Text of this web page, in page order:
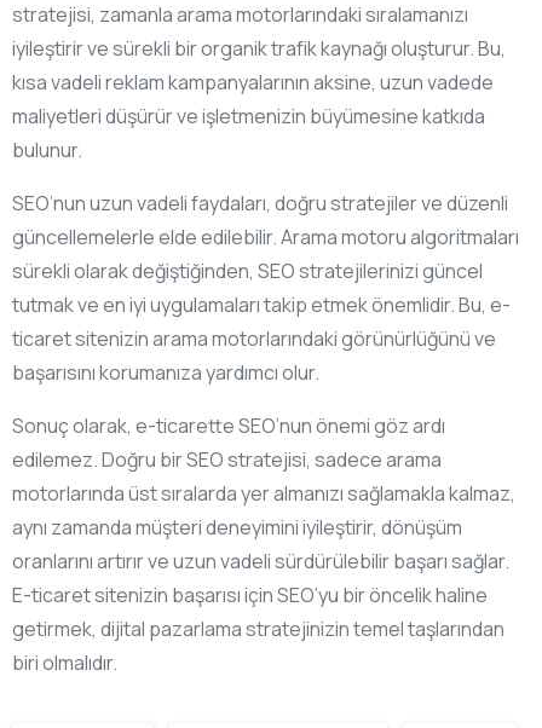
stratejisi, zamanla arama motorlarındaki sıralamanızı
iyileştirir ve sürekli bir organik trafik kaynağı oluşturur. Bu,
kısa vadeli reklam kampanyalarının aksine, uzun vadede
maliyetleri düşürür ve işletmenizin büyümesine katkıda
bulunur.
SEO’nun uzun vadeli faydaları, doğru stratejiler ve düzenli
güncellemelerle elde edilebilir. Arama motoru algoritmaları
sürekli olarak değiştiğinden, SEO stratejilerinizi güncel
tutmak ve en iyi uygulamaları takip etmek önemlidir. Bu, e-
ticaret sitenizin arama motorlarındaki görünürlüğünü ve
başarısını korumanıza yardımcı olur.
Sonuç olarak, e-ticarette SEO’nun önemi göz ardı
edilemez. Doğru bir SEO stratejisi, sadece arama
motorlarında üst sıralarda yer almanızı sağlamakla kalmaz,
aynı zamanda müşteri deneyimini iyileştirir, dönüşüm
oranlarını artırır ve uzun vadeli sürdürülebilir başarı sağlar.
E-ticaret sitenizin başarısı için SEO’yu bir öncelik haline
getirmek, dijital pazarlama stratejinizin temel taşlarından
biri olmalıdır.